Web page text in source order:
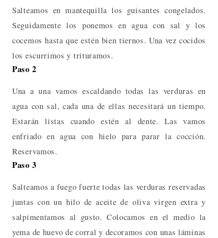
Salteamos en mantequilla los guisantes congelados.
Seguidamente los ponemos en agua con sal y los
cocemos hasta que estén bien tiernos. Una vez cocidos
los escurrimos y trituramos.
Paso 2
Una a una vamos escaldando todas las verduras en
agua con sal, cada una de ellas necesitará un tiempo.
Estarán listas cuando estén al dente. Las vamos
enfriado en agua con hielo para parar la cocción.
Reservamos.
Paso 3
Salteamos a fuego fuerte todas las verduras reservadas
juntas con un hilo de aceite de oliva virgen extra y
salpimentamos al gusto. Colocamos en el medio la
yema de huevo de corral y decoramos con unas láminas